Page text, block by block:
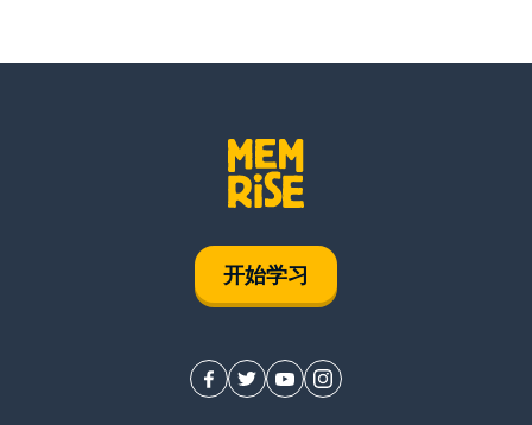
开始学习